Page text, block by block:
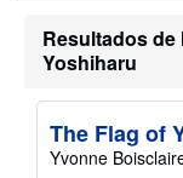
Resultados de
Yoshiharu
The Flag of
Yvonne